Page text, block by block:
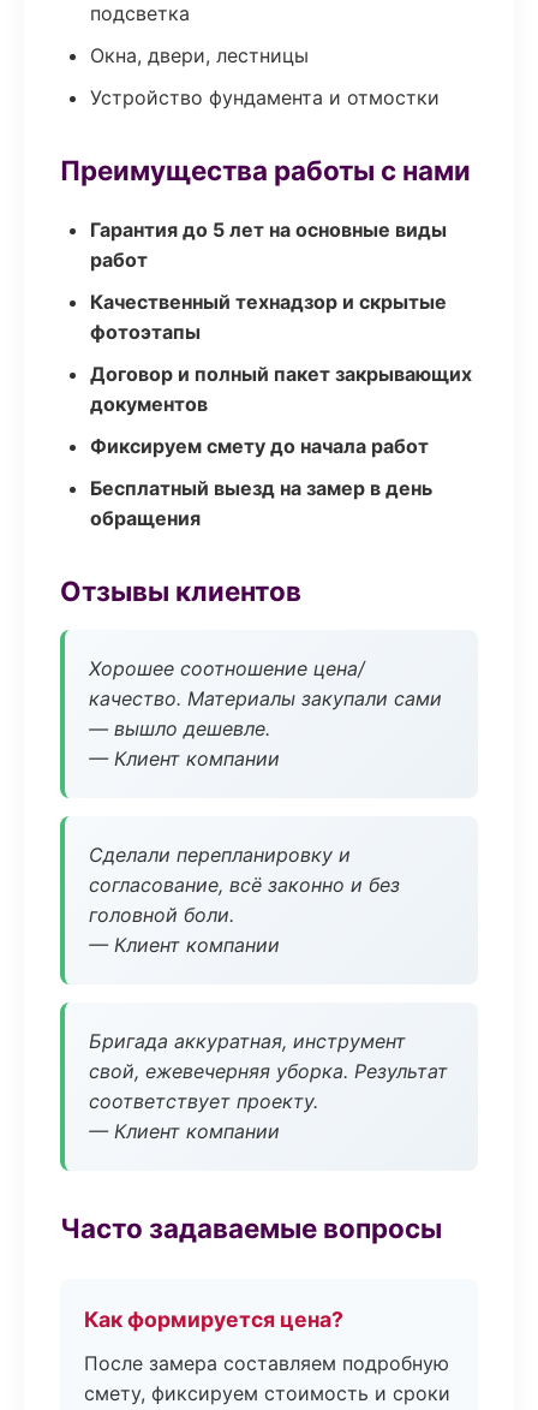
подсветка
Окна, двери, лестницы
Устройство фундамента и отмостки
Преимущества работы с нами
Гарантия до 5 лет на основные виды
работ
Качественный технадзор и скрытые
фотоэтапы
Договор и полный пакет закрывающих
документов
Фиксируем смету до начала работ
Бесплатный выезд на замер в день
обращения
Отзывы клиентов
Хорошее соотношение цена/
качество. Материалы закупали сами
— вышло дешевле.
— Клиент компании
Сделали перепланировку и
согласование, всё законно и без
головной боли.
— Клиент компании
Бригада аккуратная, инструмент
свой, ежевечерняя уборка. Результат
соответствует проекту.
— Клиент компании
Часто задаваемые вопросы
Как формируется цена?
После замера составляем подробную
смету, фиксируем стоимость и сроки